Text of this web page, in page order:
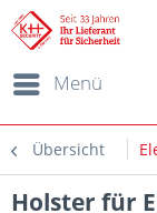
Menü
Übersicht
Holster für